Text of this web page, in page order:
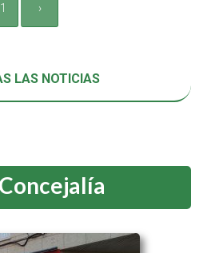
›
LAS NOTICIAS